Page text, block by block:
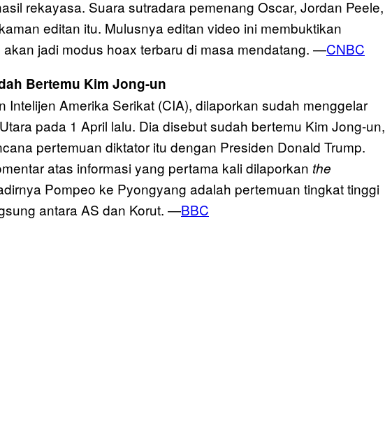
rekayasa. Suara sutradara pemenang Oscar, Jordan Peele,
editan itu. Mulusnya editan video ini membuktikan
jadi modus hoax terbaru di masa mendatang. —CNBC
Bertemu Kim Jong-un
Intelijen Amerika Serikat (CIA), dilaporkan sudah menggelar
pada 1 April lalu. Dia disebut sudah bertemu Kim Jong-un,
pertemuan diktator itu dengan Presiden Donald Trump.
atas informasi yang pertama kali dilaporkan the
Pompeo ke Pyongyang adalah pertemuan tingkat tinggi
antara AS dan Korut. —BBC